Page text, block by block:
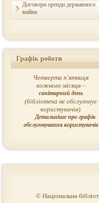
Договори оренди державного
майна
Графік роботи
Четверта п'ятниця
кожного місяця –
санітарний день
(бібліотека не обслуговує
користувачів).
Детальніше про графік
обслуговування користувачів
© Національна